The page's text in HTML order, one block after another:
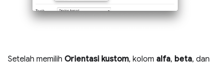
Setelah memilih Orientasi kustom, kolom alfa, beta, dan